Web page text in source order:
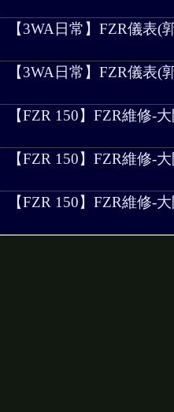
【3WA日常】FZR儀表(
【3WA日常】FZR儀表(
【FZR 150】FZR維修-
【FZR 150】FZR維修-
【FZR 150】FZR維修-